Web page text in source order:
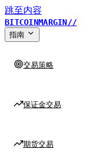
跳至内容
BITCOINMARGIN//
指南
交易策略
保证金交易
期货交易